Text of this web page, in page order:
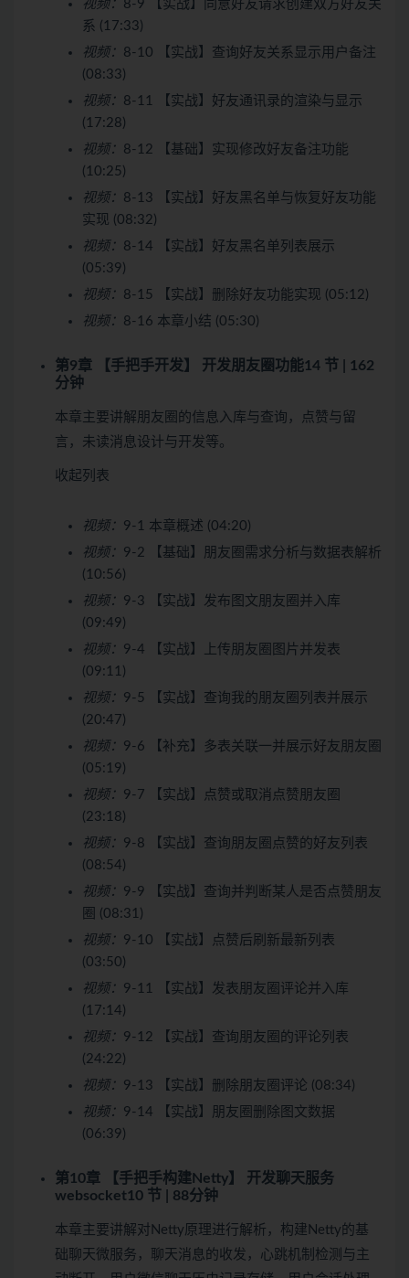
视频： 8-9 【实战】同意好友请求创建双方好友关
系 (17:33)
视频： 8-10 【实战】查询好友关系显示用户备注
(08:33)
视频： 8-11 【实战】好友通讯录的渲染与显示
(17:28)
视频： 8-12 【基础】实现修改好友备注功能
(10:25)
视频： 8-13 【实战】好友黑名单与恢复好友功能
实现 (08:32)
视频： 8-14 【实战】好友黑名单列表展示
(05:39)
视频： 8-15 【实战】删除好友功能实现 (05:12)
视频： 8-16 本章小结 (05:30)
第9章 【手把手开发】 开发朋友圈功能14 节 | 162
分钟
本章主要讲解朋友圈的信息入库与查询，点赞与留
言，未读消息设计与开发等。
收起列表
视频： 9-1 本章概述 (04:20)
视频： 9-2 【基础】朋友圈需求分析与数据表解析
(10:56)
视频： 9-3 【实战】发布图文朋友圈并入库
(09:49)
视频： 9-4 【实战】上传朋友圈图片并发表
(09:11)
视频： 9-5 【实战】查询我的朋友圈列表并展示
(20:47)
视频： 9-6 【补充】多表关联一并展示好友朋友圈
(05:19)
视频： 9-7 【实战】点赞或取消点赞朋友圈
(23:18)
视频： 9-8 【实战】查询朋友圈点赞的好友列表
(08:54)
视频： 9-9 【实战】查询并判断某人是否点赞朋友
圈 (08:31)
视频： 9-10 【实战】点赞后刷新最新列表
(03:50)
视频： 9-11 【实战】发表朋友圈评论并入库
(17:14)
视频： 9-12 【实战】查询朋友圈的评论列表
(24:22)
视频： 9-13 【实战】删除朋友圈评论 (08:34)
视频： 9-14 【实战】朋友圈删除图文数据
(06:39)
第10章 【手把手构建Netty】 开发聊天服务
websocket10 节 | 88分钟
本章主要讲解对Netty原理进行解析，构建Netty的基
础聊天微服务，聊天消息的收发，心跳机制检测与主